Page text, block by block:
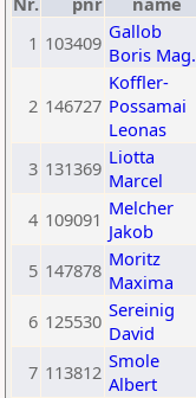
1 103409 Gallob
Boris Mag.
2 146727
Koffler-
Possamai
Leonas
3 131369 Liotta
Marcel
4 109091 Melcher
Jakob
5 147878 Moritz
Maxima
6 125530 Sereinig
David
7 113812 Smole
Albert